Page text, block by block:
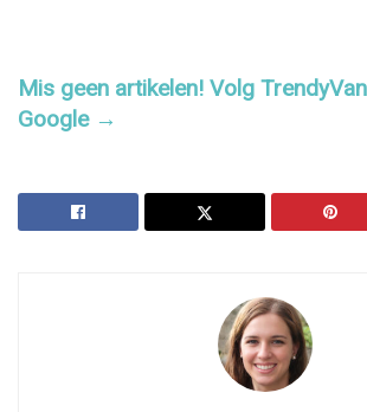
Mis geen artikelen! Volg
Google →